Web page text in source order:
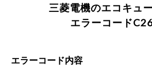
三菱電機のエコキュ
エラーコード
エラーコード内容